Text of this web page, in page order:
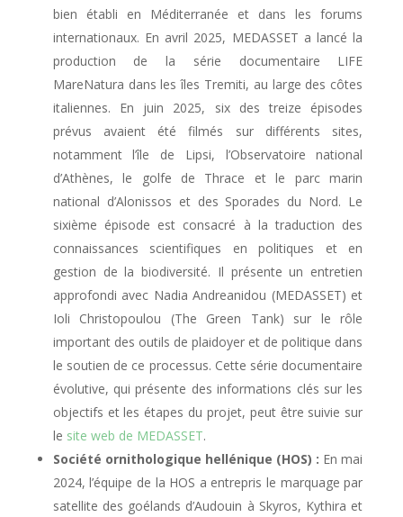
bien établi en Méditerranée et dans les forums
internationaux. En avril 2025, MEDASSET a lancé la
production de la série documentaire LIFE
MareNatura dans les îles Tremiti, au large des côtes
italiennes. En juin 2025, six des treize épisodes
prévus avaient été filmés sur différents sites,
notamment l’île de Lipsi, l’Observatoire national
d’Athènes, le golfe de Thrace et le parc marin
national d’Alonissos et des Sporades du Nord. Le
sixième épisode est consacré à la traduction des
connaissances scientifiques en politiques et en
gestion de la biodiversité. Il présente un entretien
approfondi avec Nadia Andreanidou (MEDASSET) et
Ioli Christopoulou (The Green Tank) sur le rôle
important des outils de plaidoyer et de politique dans
le soutien de ce processus. Cette série documentaire
évolutive, qui présente des informations clés sur les
objectifs et les étapes du projet, peut être suivie sur
le site web de MEDASSET.
Société ornithologique hellénique (HOS) : En mai
2024, l’équipe de la HOS a entrepris le marquage par
satellite des goélands d’Audouin à Skyros, Kythira et